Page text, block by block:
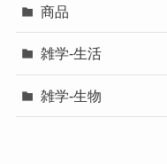
商品
雑学-生活
雑学-生物